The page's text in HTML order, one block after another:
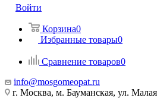
Войти
Корзина0
Избранные товары0
Сравнение товаров0
info@mosgomeopat.ru
г. Москва, м. Бауманская, ул.